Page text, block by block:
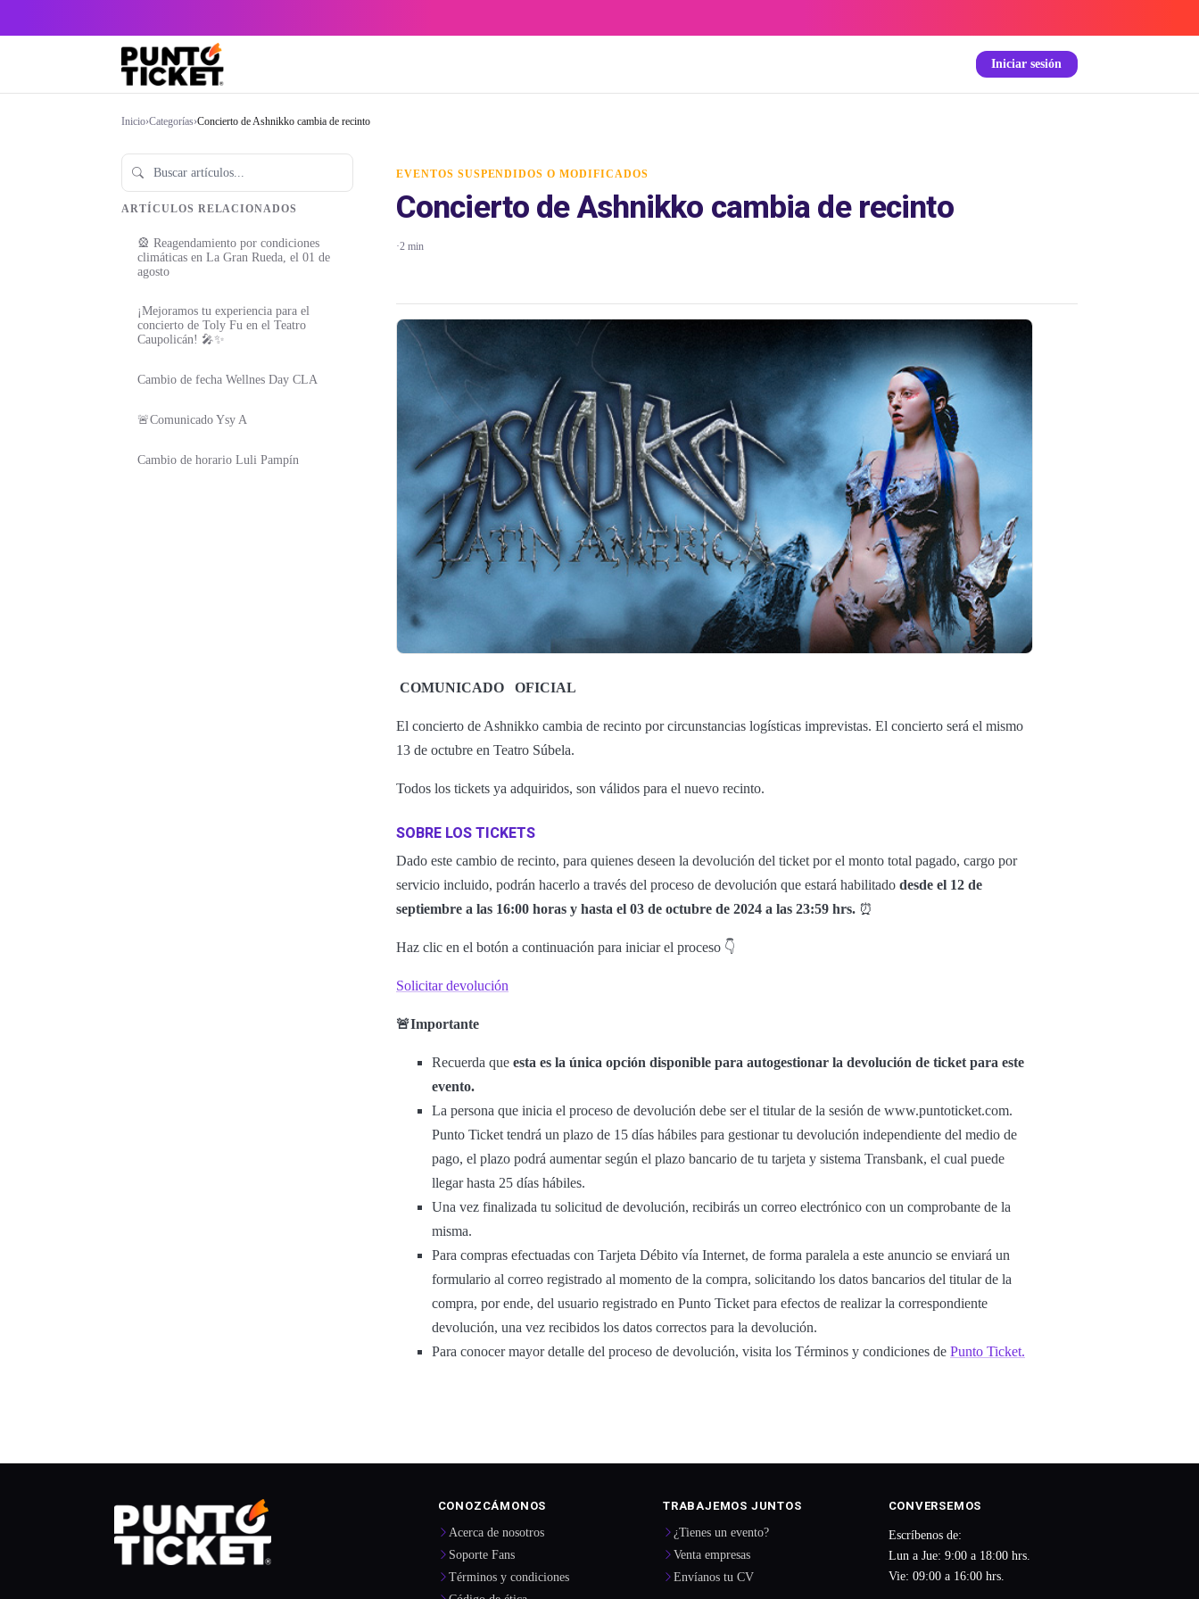
Iniciar sesión
Inicio›Categorías›Concierto de Ashnikko cambia de recinto
ARTÍCULOS RELACIONADOS
🎡 Reagendamiento por condiciones
climáticas en La Gran Rueda, el 01 de
agosto
¡Mejoramos tu experiencia para el
concierto de Toly Fu en el Teatro
Caupolicán! 🎤✨
Cambio de fecha Wellnes Day CLA
🚨Comunicado Ysy A
Cambio de horario Luli Pampín
EVENTOS SUSPENDIDOS O MODIFICADOS
Concierto de Ashnikko cambia de recinto
·2 min
COMUNICADO OFICIAL
El concierto de Ashnikko cambia de recinto por circunstancias logísticas imprevistas. El concierto será el mismo
13 de octubre en Teatro Súbela.
Todos los tickets ya adquiridos, son válidos para el nuevo recinto.
SOBRE LOS TICKETS
Dado este cambio de recinto, para quienes deseen la devolución del ticket por el monto total pagado, cargo por
servicio incluido, podrán hacerlo a través del proceso de devolución que estará habilitado desde el 12 de
septiembre a las 16:00 horas y hasta el 03 de octubre de 2024 a las 23:59 hrs. ⏰
Haz clic en el botón a continuación para iniciar el proceso 👇
Solicitar devolución
🚨Importante
Recuerda que esta es la única opción disponible para autogestionar la devolución de ticket para este
evento.
La persona que inicia el proceso de devolución debe ser el titular de la sesión de www.puntoticket.com.
Punto Ticket tendrá un plazo de 15 días hábiles para gestionar tu devolución independiente del medio de
pago, el plazo podrá aumentar según el plazo bancario de tu tarjeta y sistema Transbank, el cual puede
llegar hasta 25 días hábiles.
Una vez finalizada tu solicitud de devolución, recibirás un correo electrónico con un comprobante de la
misma.
Para compras efectuadas con Tarjeta Débito vía Internet, de forma paralela a este anuncio se enviará un
formulario al correo registrado al momento de la compra, solicitando los datos bancarios del titular de la
compra, por ende, del usuario registrado en Punto Ticket para efectos de realizar la correspondiente
devolución, una vez recibidos los datos correctos para la devolución.
Para conocer mayor detalle del proceso de devolución, visita los Términos y condiciones de Punto Ticket.
CONOZCÁMONOS
Acerca de nosotros
Soporte Fans
Términos y condiciones
TRABAJEMOS JUNTOS
¿Tienes un evento?
Venta empresas
Envíanos tu CV
CONVERSEMOS
Escríbenos de:
Lun a Jue: 9:00 a 18:00 hrs.
Vie: 09:00 a 16:00 hrs.